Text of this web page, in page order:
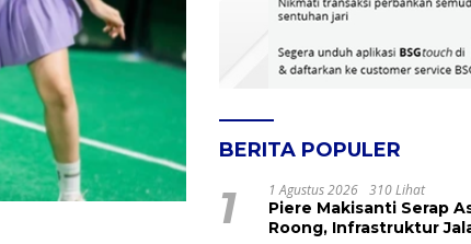
BERITA POPULER
1 1 Agustus 2026 310 Lihat
Piere Makisanti Serap
Roong, Infrastruktur